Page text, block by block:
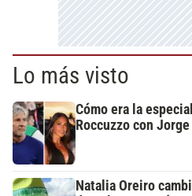
Lo más visto
Cómo era la
Roccuzzo con
Natalia Oreiro